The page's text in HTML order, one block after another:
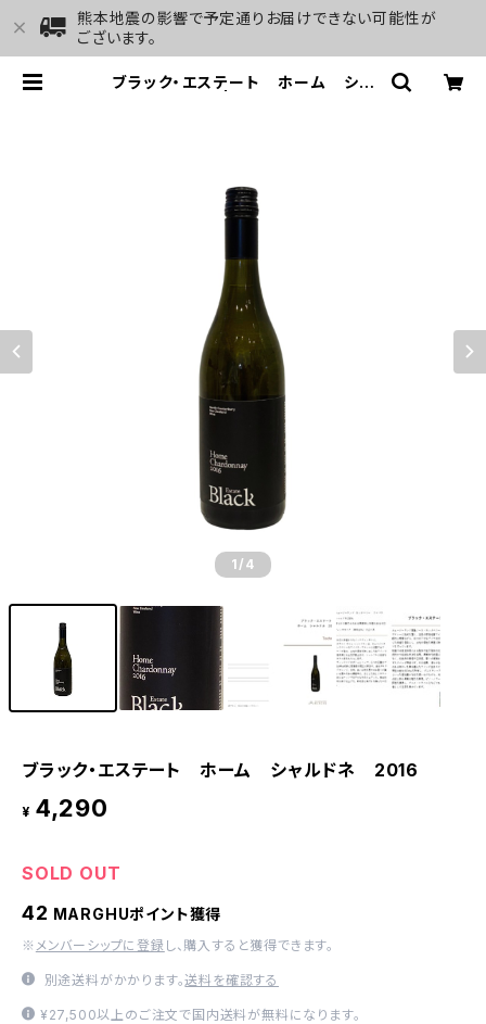
熊本地震の影響で予定通りお届けできない可能性が
ございます。
ブラック・エステート ホーム シャ
1 /4
ブラック・エステート ホーム シャルドネ 2016
¥ 4,290
SOLD OUT
42 MARGHUポイント獲得
※ メンバーシップに登録 し、購入すると獲得できます。
別途送料がかかります。送料を確認する
¥27,500以上のご注文で国内送料が無料になります。